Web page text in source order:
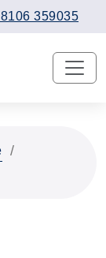
359035